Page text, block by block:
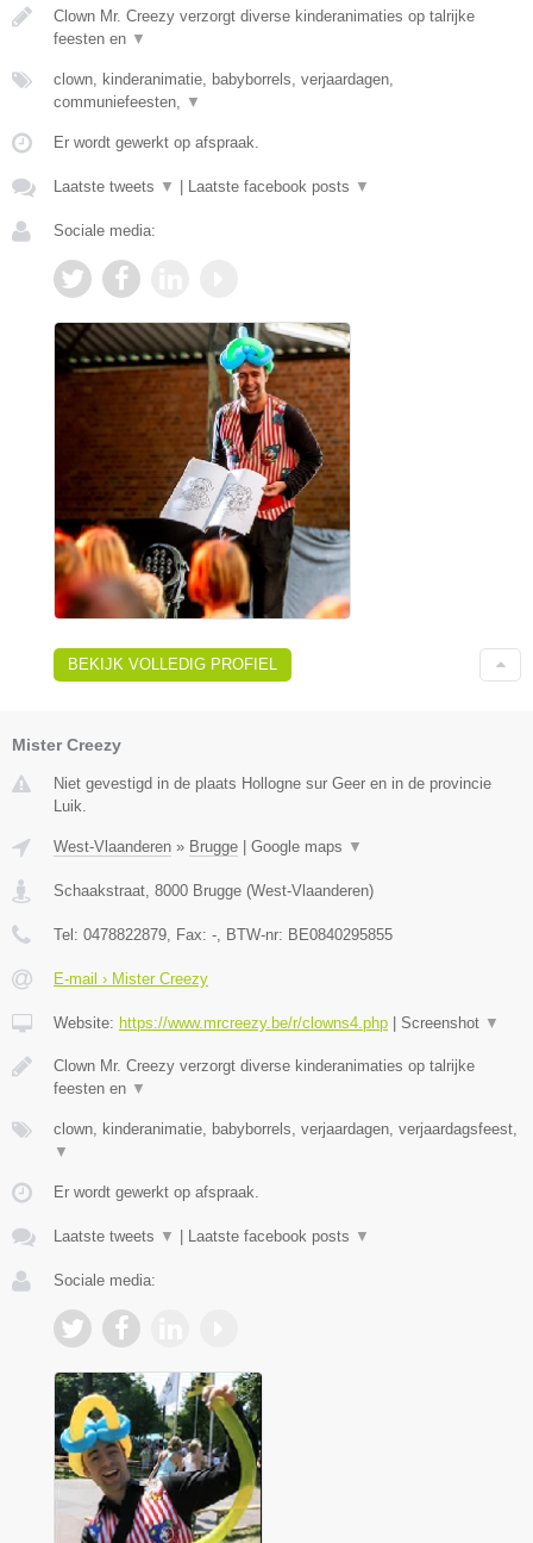
Clown Mr. Creezy verzorgt diverse kinderanimaties op talrijke
feesten en ▼
clown, kinderanimatie, babyborrels, verjaardagen,
communiefeesten, ▼
Er wordt gewerkt op afspraak.
Laatste tweets ▼ Laatste facebook posts ▼
Sociale media:
BEKIJK VOLLEDIG PROFIEL
Mister Creezy
Niet gevestigd in de plaats Hollogne sur Geer en in de provincie
Luik.
West-Vlaanderen » Brugge Google maps ▼
Schaakstraat, 8000 Brugge (West-Vlaanderen)
Tel: 0478822879, Fax: -, BTW-nr: BE0840295855
E-mail › Mister Creezy
Website: https://www.mrcreezy.be/r/clowns4.php Screenshot ▼
Clown Mr. Creezy verzorgt diverse kinderanimaties op talrijke
feesten en ▼
clown, kinderanimatie, babyborrels, verjaardagen, verjaardagsfeest,
▼
Er wordt gewerkt op afspraak.
Laatste tweets ▼ Laatste facebook posts ▼
Sociale media: